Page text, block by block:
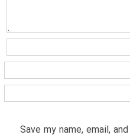
Save my name, email,